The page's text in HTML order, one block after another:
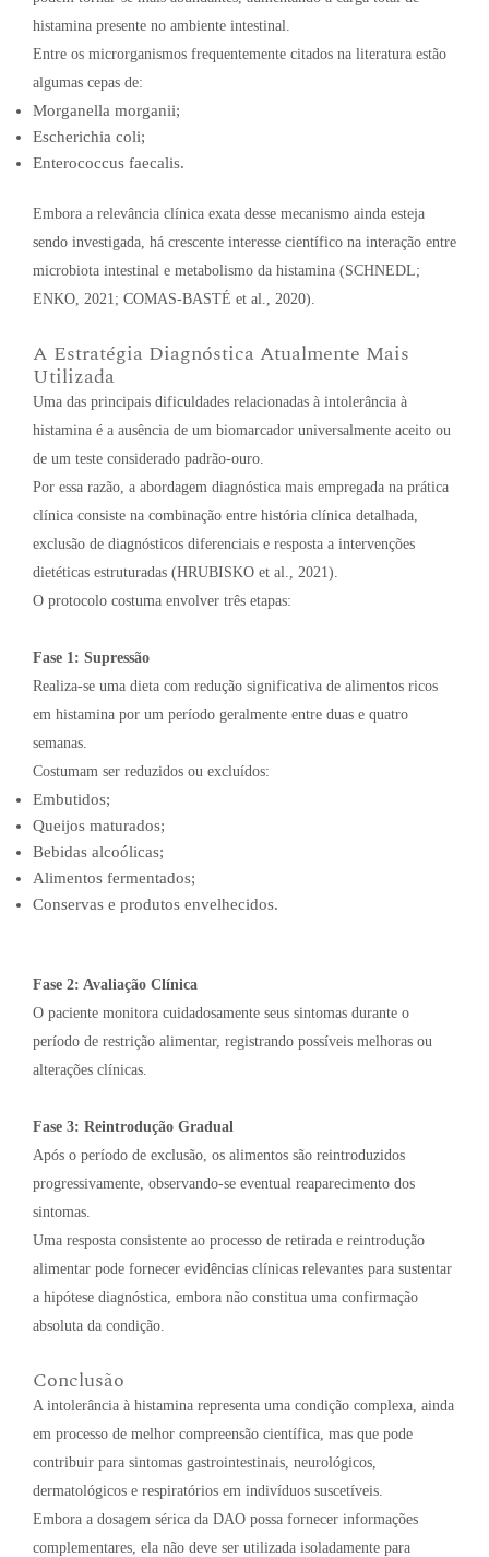
histamina presente no ambiente intestinal.
Entre os microrganismos frequentemente citados na literatura estão
algumas cepas de:
Morganella morganii;
Escherichia coli;
Enterococcus faecalis.
Embora a relevância clínica exata desse mecanismo ainda esteja
sendo investigada, há crescente interesse científico na interação entre
microbiota intestinal e metabolismo da histamina (SCHNEDL;
ENKO, 2021; COMAS-BASTÉ et al., 2020).
A Estratégia Diagnóstica Atualmente Mais
Utilizada
Uma das principais dificuldades relacionadas à intolerância à
histamina é a ausência de um biomarcador universalmente aceito ou
de um teste considerado padrão-ouro.
Por essa razão, a abordagem diagnóstica mais empregada na prática
clínica consiste na combinação entre história clínica detalhada,
exclusão de diagnósticos diferenciais e resposta a intervenções
dietéticas estruturadas (HRUBISKO et al., 2021).
O protocolo costuma envolver três etapas:
Fase 1: Supressão
Realiza-se uma dieta com redução significativa de alimentos ricos
em histamina por um período geralmente entre duas e quatro
semanas.
Costumam ser reduzidos ou excluídos:
Embutidos;
Queijos maturados;
Bebidas alcoólicas;
Alimentos fermentados;
Conservas e produtos envelhecidos.
Fase 2: Avaliação Clínica
O paciente monitora cuidadosamente seus sintomas durante o
período de restrição alimentar, registrando possíveis melhoras ou
alterações clínicas.
Fase 3: Reintrodução Gradual
Após o período de exclusão, os alimentos são reintroduzidos
progressivamente, observando-se eventual reaparecimento dos
sintomas.
Uma resposta consistente ao processo de retirada e reintrodução
alimentar pode fornecer evidências clínicas relevantes para sustentar
a hipótese diagnóstica, embora não constitua uma confirmação
absoluta da condição.
Conclusão
A intolerância à histamina representa uma condição complexa, ainda
em processo de melhor compreensão científica, mas que pode
contribuir para sintomas gastrointestinais, neurológicos,
dermatológicos e respiratórios em indivíduos suscetíveis.
Embora a dosagem sérica da DAO possa fornecer informações
complementares, ela não deve ser utilizada isoladamente para